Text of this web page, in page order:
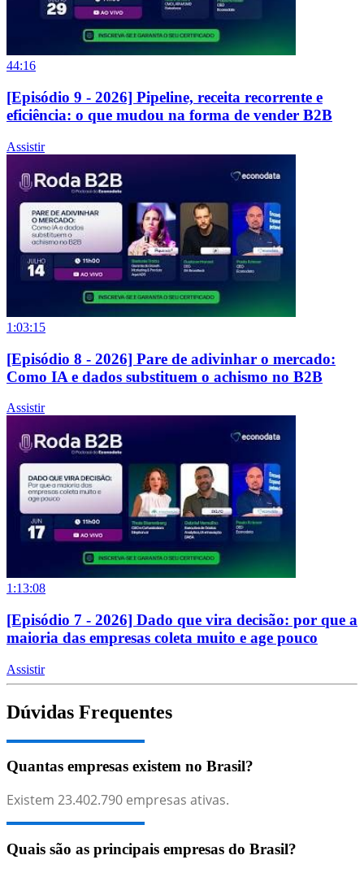
44:16
[Episódio 9 - 2026] Pipeline, receita recorrente e
eficiência: o que mudou na forma de vender B2B
Assistir
1:03:15
[Episódio 8 - 2026] Pare de adivinhar o mercado:
Como IA e dados substituem o achismo no B2B
Assistir
1:13:08
[Episódio 7 - 2026] Dado que vira decisão: por que a
maioria das empresas coleta muito e age pouco
Assistir
Dúvidas Frequentes
Quantas empresas existem no Brasil?
Existem 23.402.790 empresas ativas.
Quais são as principais empresas do Brasil?